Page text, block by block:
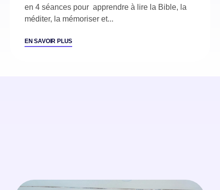
en 4 séances pour apprendre à lire la Bible, la
méditer, la mémoriser et...
EN SAVOIR PLUS